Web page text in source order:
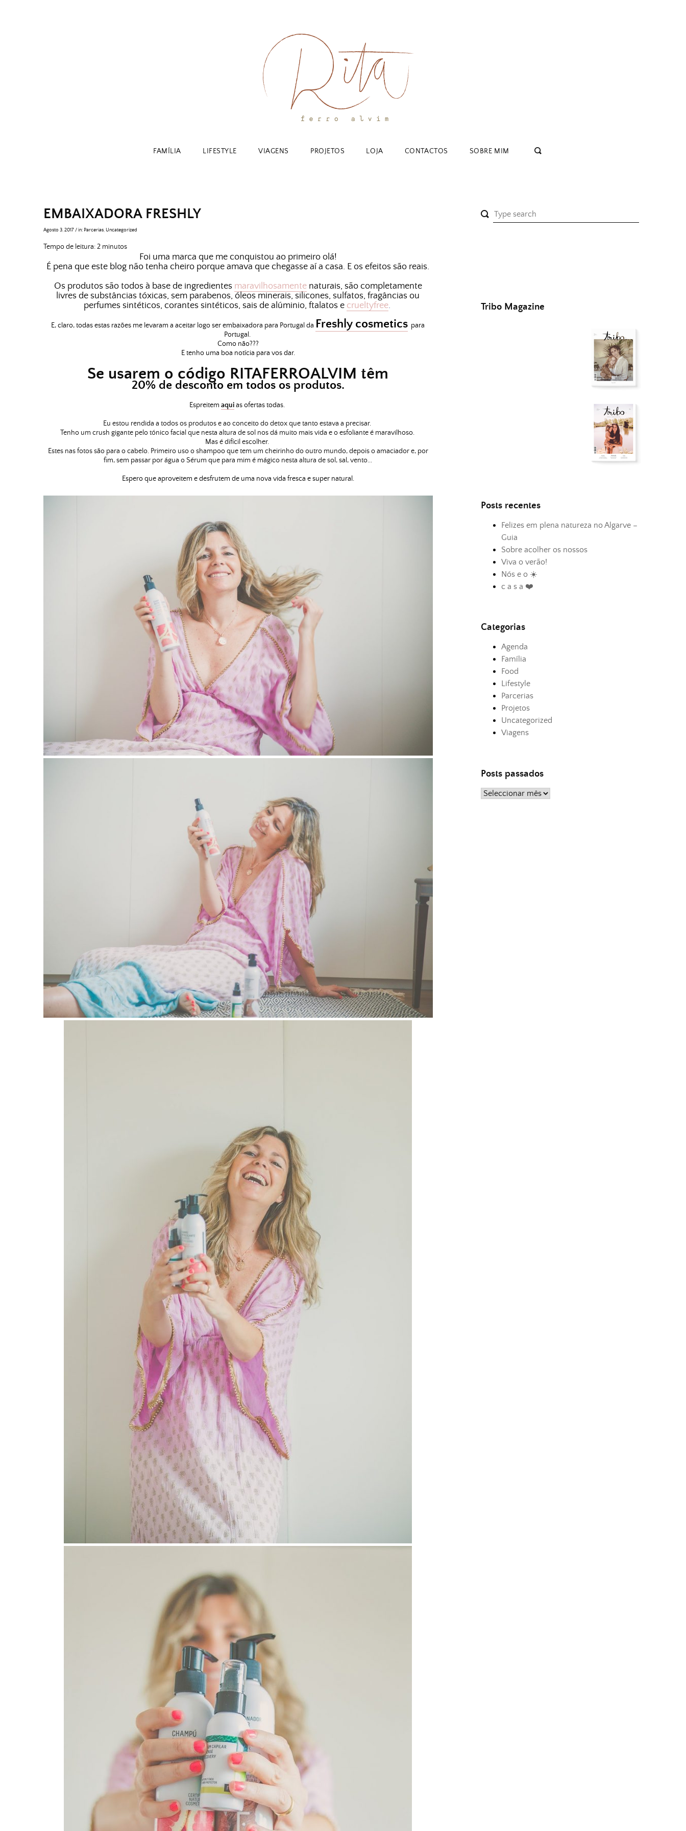
FAMÍLIA LIFESTYLE VIAGENS PROJETOS LOJA CONTACTOS SOBRE MIM
EMBAIXADORA FRESHLY
Agosto 3, 2017/in: Parcerias, Uncategorized
Tempo de leitura:2 minutos
Foi uma marca que me conquistou ao primeiro olá!
É pena que este blog não tenha cheiro porque amava que chegasse aí a casa. E os efeitos são reais.
Os produtos são todos à base de ingredientes maravilhosamentenaturais, são completamente
livres de substâncias tóxicas, sem parabenos, óleos minerais, silicones, sulfatos, fragâncias ou
perfumes sintéticos, corantes sintéticos, sais de alúminio, ftalatos e crueltyfree.
E, claro, todas estas razões me levaram a aceitar logo ser embaixadora para Portugal da Freshly cosmetics para
Portugal.
Como não???
E tenho uma boa notícia para vos dar.
Se usarem o código RITAFERROALVIM têm
20% de desconto em todos os produtos.
Espreitemaquias ofertas todas.
Eu estou rendida a todos os produtos e ao conceito do detox que tanto estava a precisar.
Tenho um crush gigante pelo tónico facial que nesta altura de sol nos dá muito mais vida e o esfoliante é maravilhoso.
Mas é difícil escolher.
Estes nas fotos são para o cabelo. Primeiro uso o shampooque tem um cheirinho do outro mundo, depois o amaciador e, por
fim, sem passar por água o Sérum que para mim é mágico nesta altura de sol, sal, vento...
Espero que aproveitem e desfrutem de uma nova vida fresca e super natural.
Tribo Magazine
Posts recentes
Felizes em plena natureza no Algarve –
Guia
Sobre acolher os nossos
Viva o verão!
Nós e o ☀️
c a s a ❤️
Categorias
Agenda
Família
Food
Lifestyle
Parcerias
Projetos
Uncategorized
Viagens
Posts passados
Posts